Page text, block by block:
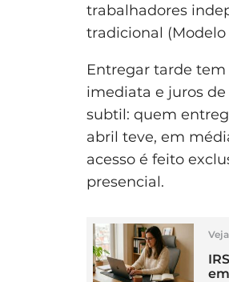
trabalhadores
tradicional (Modelo
Entregar tarde
imediata e juros
subtil: quem
abril teve, em
acesso é feito
presencial.